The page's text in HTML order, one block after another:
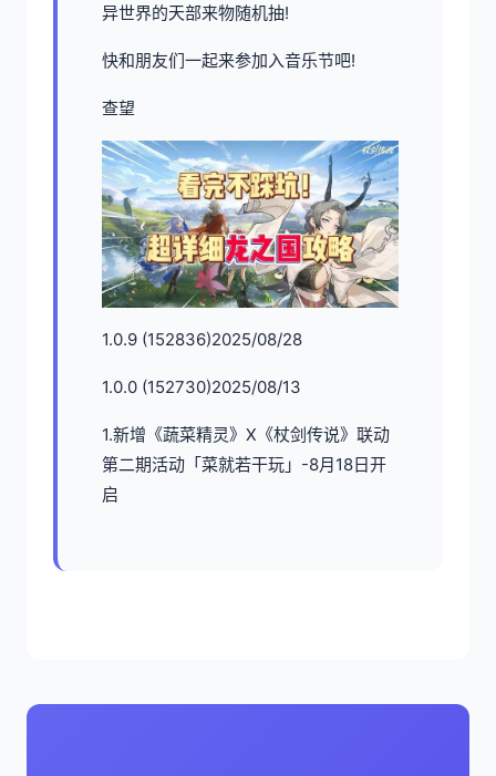
异世界的天部来物随机抽!
快和朋友们一起来参加入音乐节吧!
查望
1.0.9 (152836)2025/08/28
1.0.0 (152730)2025/08/13
1.新增《蔬菜精灵》X《杖剑传说》联动
第二期活动「菜就若干玩」-8月18日开
启